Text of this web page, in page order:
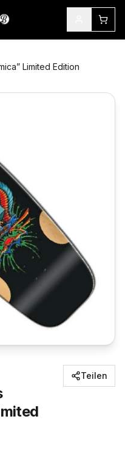
Limited Edition
Teilen